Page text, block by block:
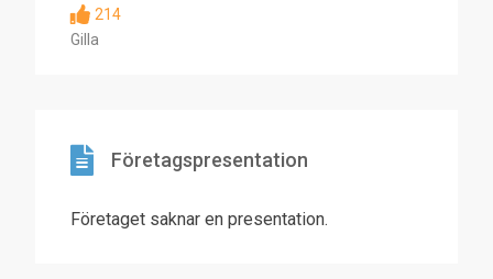
214
Gilla
Företagspresentation
Företaget saknar en presentation.